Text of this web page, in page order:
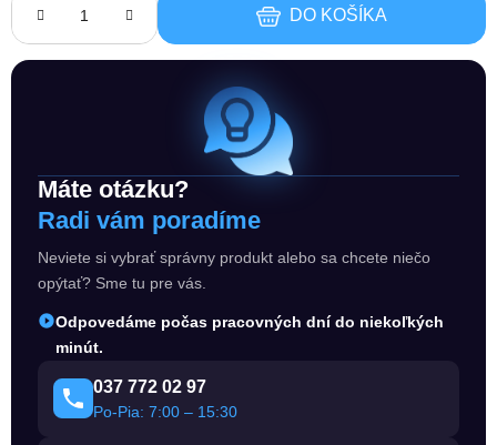
DO KOŠÍKA
Máte otázku?
Radi vám poradíme
Neviete si vybrať správny produkt alebo sa chcete niečo
opýtať? Sme tu pre vás.
Odpovedáme počas pracovných dní do niekoľkých
minút.
037 772 02 97
Po-Pia: 7:00 – 15:30